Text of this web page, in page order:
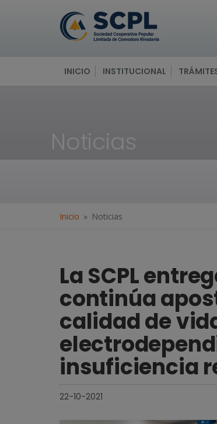
INICIO INSTITUCIONAL
Noticias
Inicio Noticias
La SCPL
continúa
calidad de
insuficiencia
22-10-2021